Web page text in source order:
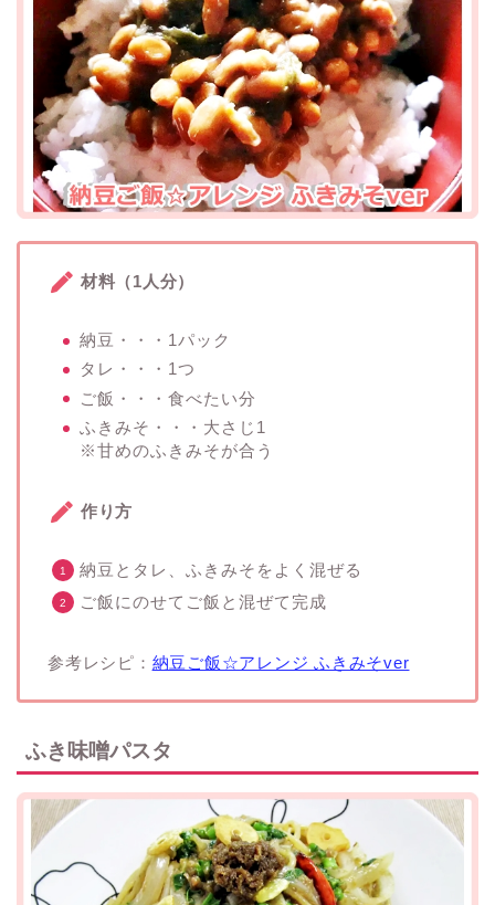
材料（1人分）
納豆・・・1パック
タレ・・・1つ
ご飯・・・食べたい分
ふきみそ・・・大さじ1
※甘めのふきみそが合う
作り方
納豆とタレ、ふきみそをよく混ぜる
ご飯にのせてご飯と混ぜて完成
参考レシピ： 納豆ご飯☆アレンジ ふきみそver
ふき味噌パスタ